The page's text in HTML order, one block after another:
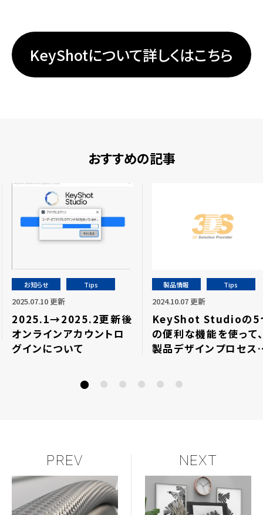
KeyShotについて詳しくはこちら
おすすめの記事
お知らせ Tips
2025.07.10 更新
2025.1→2025.2更新後
オンラインアカウントロ
グインについて
製品情報 Tips
2024.10.07 更新
KeyShot Studioの5
の便利な機能を使って
製品デザインプロセス
う
PREV NEXT